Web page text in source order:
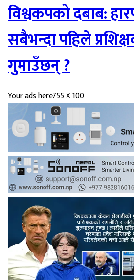
विश्वकपको दबाब:
सबैभन्दा पहिले
गुमाउँछन् ?
Your ads here755 X 100